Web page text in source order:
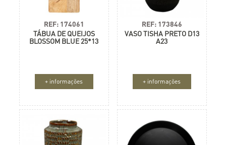
REF: 174061
TÁBUA DE QUEIJOS
BLOSSOM BLUE 25*13
+ informações
REF: 173846
VASO TISHA PRETO D13
A23
+ informações